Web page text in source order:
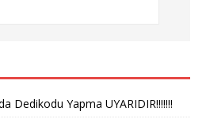
Dedikodu Yapma UYARIDIR!!!!!!!